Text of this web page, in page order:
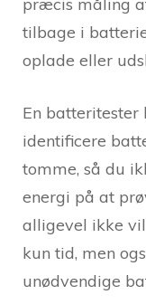
præcis måling
tilbage i
oplade eller
En
identificere
tomme, så du
energi på at
alligevel ikke
kun tid, men
unødvendige